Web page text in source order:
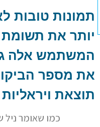
תמונות טובות
יותר את תשומת
המשתמש אלה
את מספר
תוצאת